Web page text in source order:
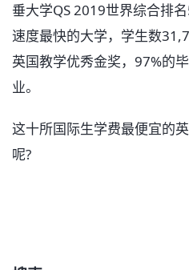
垂大学QS 2019世界综合排
速度最快的大学，学生数
英国教学优秀金奖，97%的
业。
这十所国际生学费最便宜的
呢?